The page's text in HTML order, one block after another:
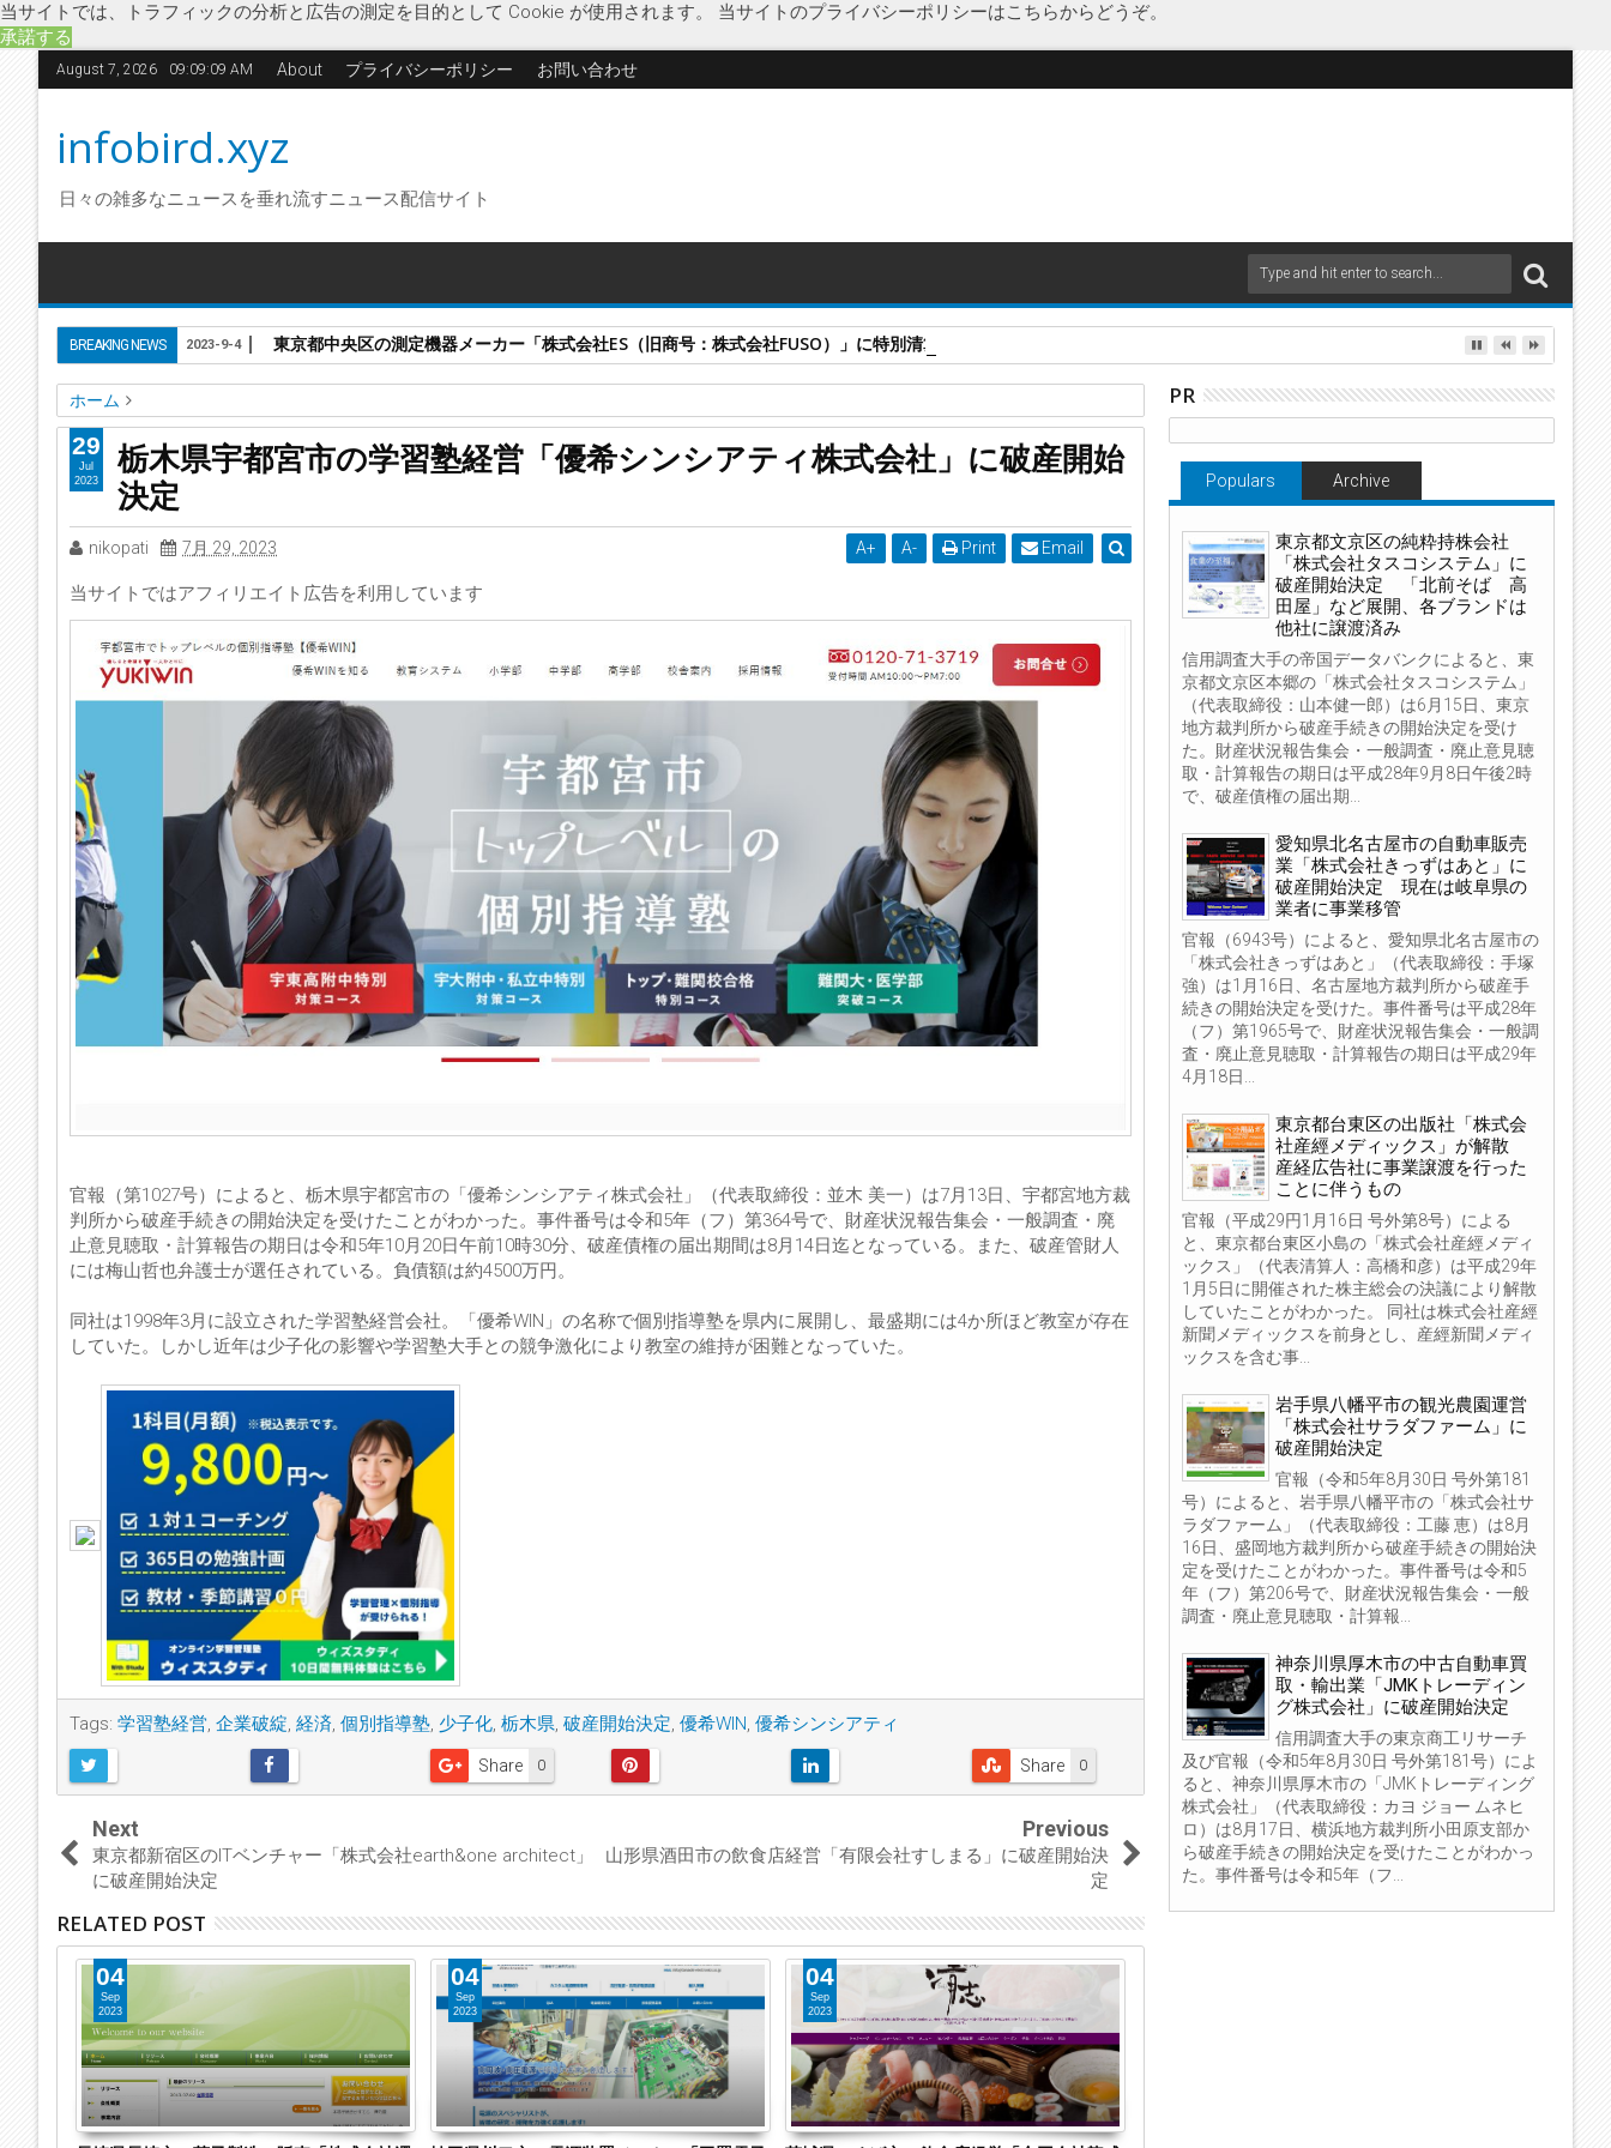
当サイトでは、トラフィックの分析と広告の測定を目的として Cookie が使用されます。 当サイトのプライバシーポリシーはこちらからどうぞ。
承諾する
August 7, 2026 09:09:10 AM About プライバシーポリシー お問い合わせ
infobird.xyz
日々の雑多なニュースを垂れ流すニュース配信サイト
BREAKING NEWS 東京都中央区の測定機器メーカー「株式会社ES（旧商号：株式会社FUSO）」に特別清算開始決定 事業はA-Gas Japanが承継
2023-9-4
ホーム
学習塾経営
企業破綻 経済 個別指導塾 少子化 栃木県 破産開始決定 優希WIN
優希シンシアティ
栃木県宇都宮市の学習塾経営「優希シンシアティ株式会社」に破産開始決定
栃木県宇都宮市の学習塾経営「優希シンシアティ株式会社」に破産開始
決定
nikopati 7月 29, 2023 A+ A- Print Email
当サイトではアフィリエイト広告を利用しています
官報（第1027号）によると、栃木県宇都宮市の「優希シンシアティ株式会社」（代表取締役：並木 美一）は7月13日、宇都宮地方裁
判所から破産手続きの開始決定を受けたことがわかった。事件番号は令和5年（フ）第364号で、財産状況報告集会・一般調査・廃
止意見聴取・計算報告の期日は令和5年10月20日午前10時30分、破産債権の届出期間は8月14日迄となっている。また、破産管財人
には梅山哲也弁護士が選任されている。負債額は約4500万円。
同社は1998年3月に設立された学習塾経営会社。「優希WIN」の名称で個別指導塾を県内に展開し、最盛期には4か所ほど教室が存在
していた。しかし近年は少子化の影響や学習塾大手との競争激化により教室の維持が困難となっていた。
Tags: 学習塾経営, 企業破綻, 経済, 個別指導塾, 少子化, 栃木県, 破産開始決定, 優希WIN, 優希シンシアティ
0
Share 0
Share
29
Jul
2023
Next
東京都新宿区のITベンチャー「株式会社earth&one architect」
に破産開始決定
Previous
山形県酒田市の飲食店経営「有限会社すしまる」に破産開始決
定
RELATED POST
04
Sep
2023
04
Sep
2023
04
Sep
2023
PR
Populars Archive
東京都文京区の純粋持株会社
「株式会社タスコシステム」に
破産開始決定 「北前そば 高
田屋」など展開、各ブランドは
他社に譲渡済み
信用調査大手の帝国データバンクによると、東
京都文京区本郷の「株式会社タスコシステム」
（代表取締役：山本健一郎）は6月15日、東京
地方裁判所から破産手続きの開始決定を受け
た。財産状況報告集会・一般調査・廃止意見聴
取・計算報告の期日は平成28年9月8日午後2時
で、破産債権の届出期...
愛知県北名古屋市の自動車販売
業「株式会社きっずはあと」に
破産開始決定 現在は岐阜県の
業者に事業移管
官報（6943号）によると、愛知県北名古屋市の
「株式会社きっずはあと」（代表取締役：手塚
強）は1月16日、名古屋地方裁判所から破産手
続きの開始決定を受けた。事件番号は平成28年
（フ）第1965号で、財産状況報告集会・一般調
査・廃止意見聴取・計算報告の期日は平成29年
4月18日...
東京都台東区の出版社「株式会
社産經メディックス」が解散
産経広告社に事業譲渡を行った
ことに伴うもの
官報（平成29円1月16日 号外第8号）による
と、東京都台東区小島の「株式会社産經メディ
ックス」（代表清算人：高橋和彦）は平成29年
1月5日に開催された株主総会の決議により解散
していたことがわかった。 同社は株式会社産經
新聞メディックスを前身とし、産經新聞メディ
ックスを含む事...
岩手県八幡平市の観光農園運営
「株式会社サラダファーム」に
破産開始決定
官報（令和5年8月30日 号外第181
号）によると、岩手県八幡平市の「株式会社サ
ラダファーム」（代表取締役：工藤 恵）は8月
16日、盛岡地方裁判所から破産手続きの開始決
定を受けたことがわかった。事件番号は令和5
年（フ）第206号で、財産状況報告集会・一般
調査・廃止意見聴取・計算報...
神奈川県厚木市の中古自動車買
取・輸出業「JMKトレーディン
グ株式会社」に破産開始決定
信用調査大手の東京商工リサーチ
及び官報（令和5年8月30日 号外第181号）によ
ると、神奈川県厚木市の「JMKトレーディング
株式会社」（代表取締役：カヨ ジョー ムネヒ
ロ）は8月17日、横浜地方裁判所小田原支部か
ら破産手続きの開始決定を受けたことがわかっ
た。事件番号は令和5年（フ...